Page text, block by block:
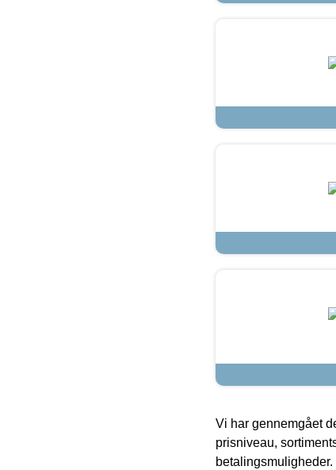
Vi har gennemgået
prisniveau,
betalingsmuligheder.